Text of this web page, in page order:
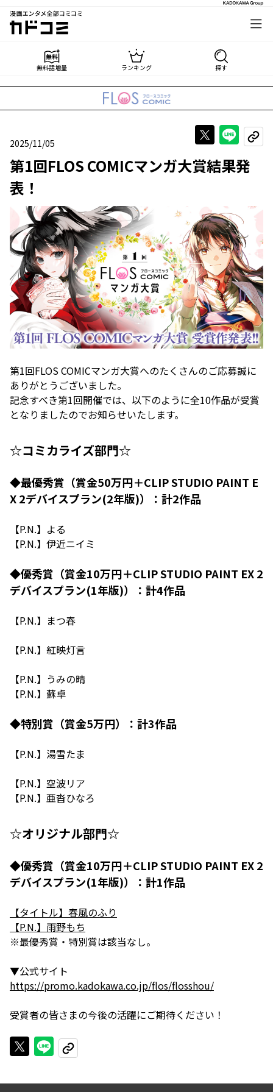
漫画エンタメ全部コミコミ
カドコミ
無料話増量 ランキング 探す
2025/11/05
2025年11月05日
Xで投稿する
LINE
URL
第1回FLOS COMICマンガ大賞結果発
表！
第1回FLOS COMICマンガ大賞へのたくさんのご応募誠に
ありがとうございました。
記念すべき第1回開催では、以下のように全10作品が受賞
となりましたのでお知らせいたします。
☆コミカライズ部門☆
◆最優秀賞（賞金50万円＋CLIP STUDIO PAINT E
X 2デバイスプラン(2年版)）：計2作品
【P.N.】よる
【P.N.】伊近ニイミ
◆優秀賞（賞金10万円＋CLIP STUDIO PAINT EX 2
デバイスプラン(1年版)）：計4作品
【P.N.】まつ春
【P.N.】紅映灯言
【P.N.】うみの晴
【P.N.】蘇卓
◆特別賞（賞金5万円）：計3作品
【P.N.】湯雪たま
【P.N.】空波リア
【P.N.】亜沓ひなろ
☆オリジナル部門☆
◆優秀賞（賞金10万円＋CLIP STUDIO PAINT EX 2
デバイスプラン(1年版)）：計1作品
【タイトル】春風のふり
【P.N.】雨野もち
※最優秀賞・特別賞は該当なし。
▼公式サイト
https://promo.kadokawa.co.jp/flos/flosshou/
受賞者の皆さまの今後の活躍にご期待ください！
Xで投稿するLINEでシェアする
URLをコピーする